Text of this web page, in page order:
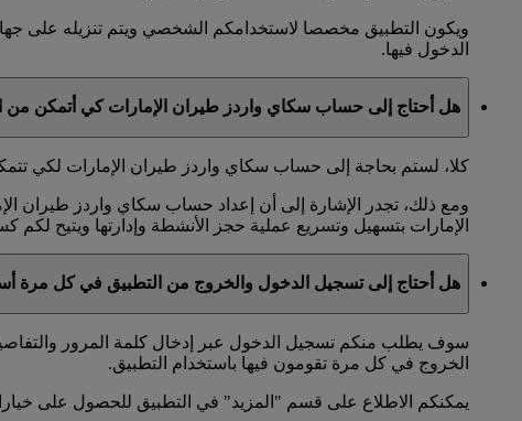
ويكون التطبيق مخصصا لاستخدامكم الشخصي ويتم تنزيله على
الدخول فيها.
هل أحتاج إلى حساب سكاي واردز طيران الإمارات كي أتمكن من
كلا، لستم بحاجة إلى حساب سكاي واردز طيران الإمارات لكي
ومع ذلك، تجدر الإشارة إلى أن إعداد حساب سكاي واردز طيران
الإمارات بتسهيل وتسريع عملية حجز الأنشطة وإدارتها ويتيح
هل أحتاج إلى تسجيل الدخول والخروج من التطبيق في كل مرة
سوف يطلب منكم تسجيل الدخول عبر إدخال كلمة المرور
الخروج في كل مرة تقومون فيها باستخدام التطبيق.
يمكنكم الاطلاع على قسم "المزيد" في التطبيق للحصول على